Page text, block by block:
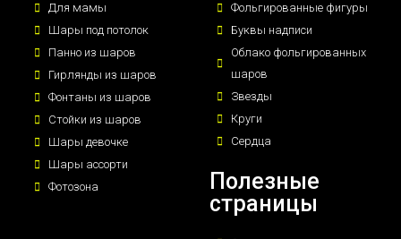
Для мамы
Шары под потолок
Панно из шаров
Гирлянды из шаров
Фонтаны из шаров
Стойки из шаров
Шары девочке
Шары ассорти
Фотозона
Фольгированные фигуры
Буквы надписи
Облако фольгированных
шаров
Звезды
Круги
Сердца
Полезные
страницы